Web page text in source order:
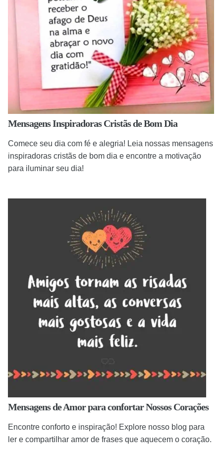
Mensagens Inspiradoras Cristãs de Bom Dia
Comece seu dia com fé e alegria! Leia nossas mensagens
inspiradoras cristãs de bom dia e encontre a motivação
para iluminar seu dia!
Mensagens de Amor para confortar Nossos Corações
Encontre conforto e inspiração! Explore nosso blog para
ler e compartilhar amor de frases que aquecem o coração.